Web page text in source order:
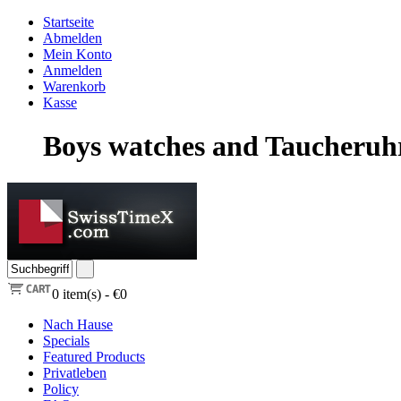
Startseite
Abmelden
Mein Konto
Anmelden
Warenkorb
Kasse
Boys watches and
0 item(s) - €0
Nach Hause
Specials
Featured Products
Privatleben
Policy